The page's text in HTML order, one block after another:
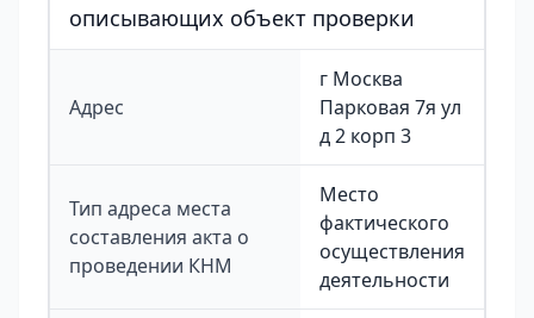
описывающих объект проверки
Адрес
г Москва
Парковая 7я ул
д 2 корп 3
Тип адреса места
составления акта о
проведении КНМ
Место
фактического
осуществления
деятельности